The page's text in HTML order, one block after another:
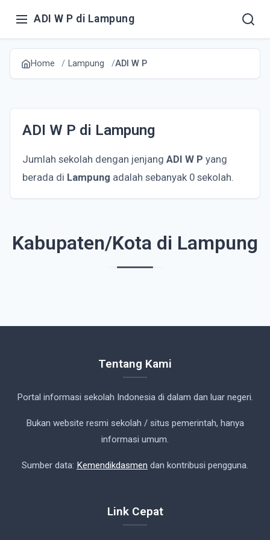
ADI W P di Lampung
Home Lampung ADI W P
ADI W P di Lampung
Jumlah sekolah dengan jenjang ADI W P yang
berada di Lampung adalah sebanyak 0 sekolah.
Kabupaten/Kota di Lampung
Tentang Kami
Portal informasi sekolah Indonesia di dalam dan luar negeri.
Bukan website resmi sekolah / situs pemerintah, hanya
informasi umum.
Sumber data: Kemendikdasmen dan kontribusi pengguna.
Link Cepat